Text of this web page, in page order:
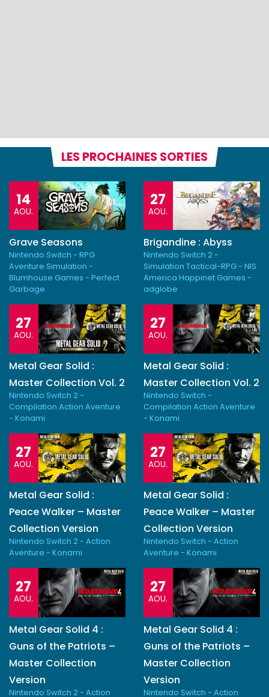
LES PROCHAINES SORTIES
14
AOU.
Grave Seasons
Nintendo Switch - RPG
Aventure Simulation -
Blumhouse Games - Perfect
Garbage
27
AOU.
Brigandine : Abyss
Nintendo Switch 2 -
Simulation Tactical-RPG - NIS
America Happinet Games -
adglobe
27
AOU.
Metal Gear Solid :
Master Collection Vol. 2
Nintendo Switch 2 -
Compilation Action Aventure
- Konami
27
AOU.
Metal Gear Solid :
Master Collection Vol. 2
Nintendo Switch -
Compilation Action Aventure
- Konami
27
AOU.
Metal Gear Solid :
Peace Walker – Master
Collection Version
Nintendo Switch 2 - Action
Aventure - Konami
27
AOU.
Metal Gear Solid :
Peace Walker – Master
Collection Version
Nintendo Switch - Action
Aventure - Konami
27
AOU.
Metal Gear Solid 4 :
Guns of the Patriots –
Master Collection
Version
Nintendo Switch 2 - Action
27
AOU.
Metal Gear Solid 4 :
Guns of the Patriots –
Master Collection
Version
Nintendo Switch - Action